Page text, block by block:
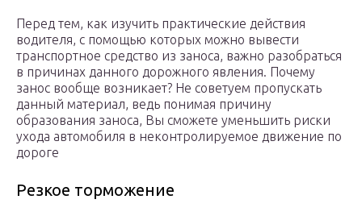
Перед тем, как изучить практические действия
водителя, с помощью которых можно вывести
транспортное средство из заноса, важно разобраться
в причинах данного дорожного явления. Почему
занос вообще возникает? Не советуем пропускать
данный материал, ведь понимая причину
образования заноса, Вы сможете уменьшить риски
ухода автомобиля в неконтролируемое движение по
дороге
Резкое торможение